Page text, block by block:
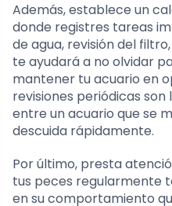
Además, establece un
donde registres tareas
de agua, revisión del
te ayudará a no olvidar
mantener tu acuario en
revisiones periódicas
entre un acuario que se
descuida rápidamente.
Por último, presta
tus peces regularmente
en su comportamiento